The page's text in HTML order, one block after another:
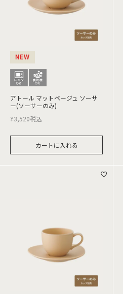
NEW
アトール マットベージュ ソーサ
ー(ソーサーのみ)
¥3,520税込
カートに入れる